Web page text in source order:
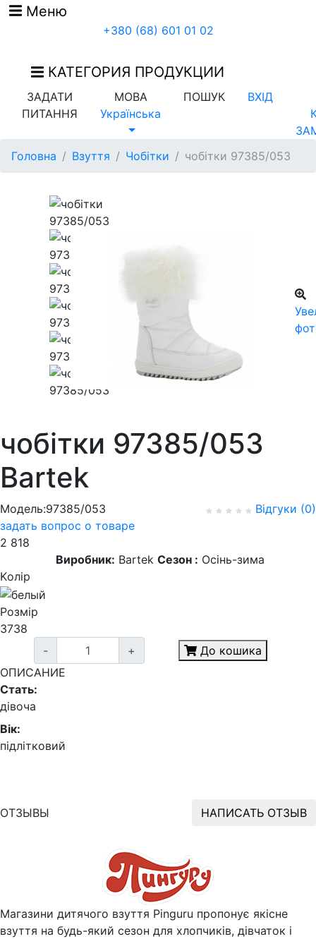
Меню
+380 (68) 601 01 02
КАТЕГОРИЯ ПРОДУКЦИИ
ЗАДАТИ
ПИТАННЯ
МОВА
Українська
ПОШУК
ВХІД
Головна
Взуття Чобітки чобітки 97385/053
чобітки 97385/053
Bartek
Модель:97385/053
Відгуки (0)
задать вопрос о товаре
2 818
Виробник: Bartek Сезон : Осінь-зима
Kолір
Розмір
3738
-
+
До кошика
ОПИСАНИЕ
Стать:
дівоча
Вік:
підлітковий
ОТЗЫВЫ НАПИСАТЬ ОТЗЫВ
Магазини дитячого взуття Pinguru пропонує якісне
взуття на будь-який сезон для хлопчиків, дівчаток і